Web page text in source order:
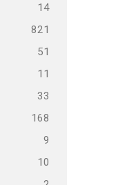
14
821
51
11
33
168
9
10